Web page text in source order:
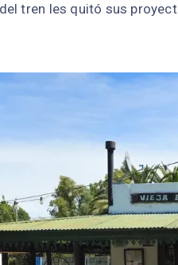
tren les quitó sus